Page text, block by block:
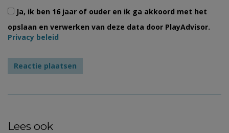
Ja, ik ben 16 jaar of ouder en ik ga akkoord met het
opslaan en verwerken van deze data door PlayAdvisor.
Privacy beleid
Lees ook